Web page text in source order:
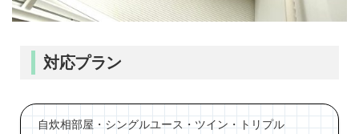
対応プラン
自炊相部屋・シングルユース・ツイン・トリプル